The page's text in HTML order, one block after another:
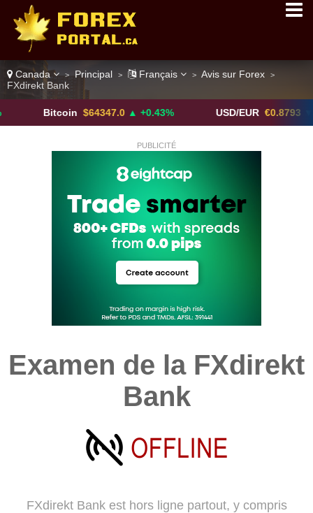
Canada > Principal > Français > Avis sur Forex >
FXdirekt Bank
$64347.0 ▲ +0.43% USD/EUR €0.8793 ▼
PUBLICITÉ
Examen de la FXdirekt
Bank
FXdirekt Bank est hors ligne partout, y compris